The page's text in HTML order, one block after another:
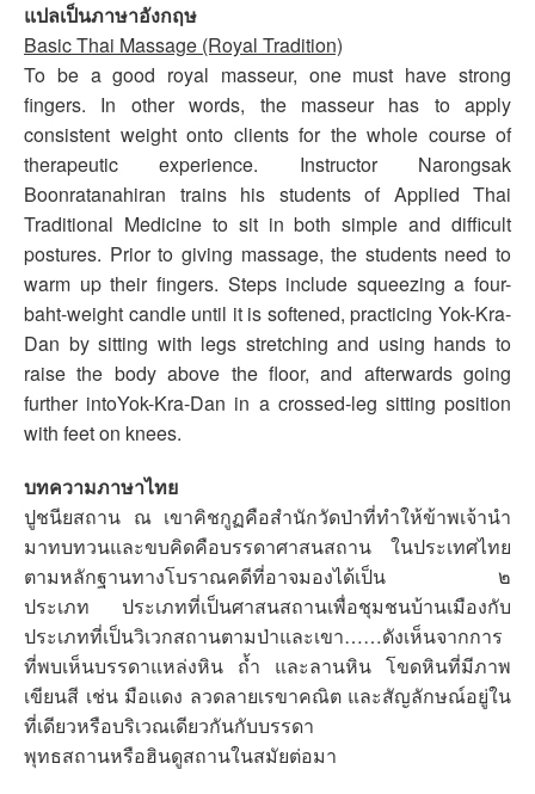
แปลเป็นภาษาอังกฤษ
Basic Thai Massage (Royal Tradition)
To be a good royal masseur, one must have strong
fingers. In other words, the masseur has to apply
consistent weight onto clients for the whole course of
therapeutic experience. Instructor Narongsak
Boonratanahiran trains his students of Applied Thai
Traditional Medicine to sit in both simple and difficult
postures. Prior to giving massage, the students need to
warm up their fingers. Steps include squeezing a four-
baht-weight candle until it is softened, practicing Yok-Kra-
Dan by sitting with legs stretching and using hands to
raise the body above the floor, and afterwards going
further intoYok-Kra-Dan in a crossed-leg sitting position
with feet on knees.
บทความภาษาไทย
ปูชนียสถาน ณ เขาคิชกูฏคือสำนักวัดป่าที่ทำให้ข้าพเจ้านำ
มาทบทวนและขบคิดคือบรรดาศาสนสถาน ในประเทศไทย
ตามหลักฐานทางโบราณคดีที่อาจมองได้เป็น ๒
ประเภท
ประเภทที่เป็นศาสนสถานเพื่อชุมชนบ้านเมืองกับ
ประเภทที่เป็นวิเวกสถานตามป่าและเขา……ดังเห็นจากการ
ที่พบเห็นบรรดาแหล่งหิน ถ้ำ และลานหิน โขดหินที่มีภาพ
เขียนสี เช่น มือแดง ลวดลายเรขาคณิต และสัญลักษณ์อยู่ใน
ที่เดียวหรือบริเวณเดียวกันกับบรรดา
พุทธสถานหรือฮินดูสถานในสมัยต่อมา